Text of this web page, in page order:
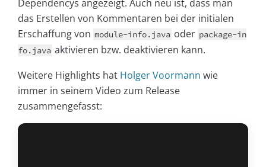
Dependencys angezeigt. Auch neu ist, dass man
das Erstellen von Kommentaren bei der initialen
Erschaffung von module-info.java oder package-in
fo.java aktivieren bzw. deaktivieren kann.
Weitere Highlights hat Holger Voormann wie
immer in seinem Video zum Release
zusammengefasst: